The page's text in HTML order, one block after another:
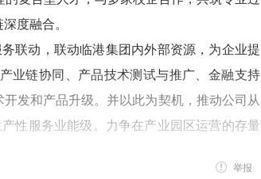
度融合。
联动，联动临港集团内外部资源，为企业提
业链协同、产品技术测试与推广、金融支持
发和产品升级。并以此为契机，推动公司从
性服务业能级。力争在产业园区运营的存量
举报